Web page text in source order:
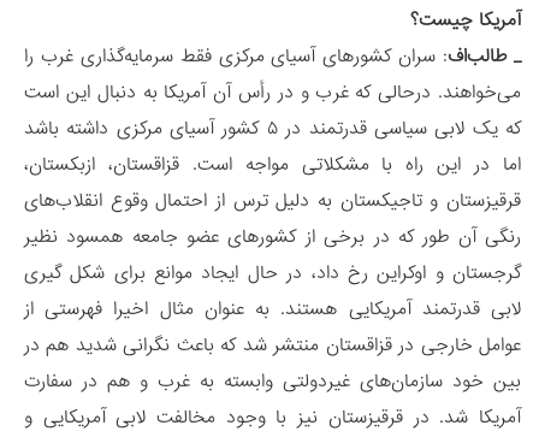
آمریکا چیست؟
_ طالب‌اف: سران کشورهای آسیای مرکزی فقط سرمایه‌گذاری غرب را
می‌خواهند. درحالی که غرب و در رأس آن آمریکا به دنبال این است
که یک لابی سیاسی قدرتمند در ۵ کشور آسیای مرکزی داشته باشد
اما در این راه با مشکلاتی مواجه است. قزاقستان، ازبکستان،
قرقیزستان و تاجیکستان به دلیل ترس از احتمال وقوع انقلاب‌های
رنگی آن طور که در برخی از کشورهای عضو جامعه همسود نظیر
گرجستان و اوکراین رخ داد، در حال ایجاد موانع برای شکل گیری
لابی قدرتمند آمریکایی هستند. به عنوان مثال اخیرا فهرستی از
عوامل خارجی در قزاقستان منتشر شد که باعث نگرانی شدید هم در
بین خود سازمان‌های غیردولتی وابسته به غرب و هم در سفارت
آمریکا شد. در قرقیزستان نیز با وجود مخالفت لابی آمریکایی و